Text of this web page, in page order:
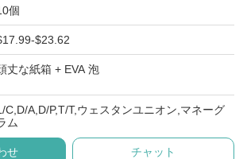
個
$23.62
丈な紙箱 + EVA 泡
C,D/A,D/P,T/T,ウェスタンユニオン,マネーグ
ム
せ チャット